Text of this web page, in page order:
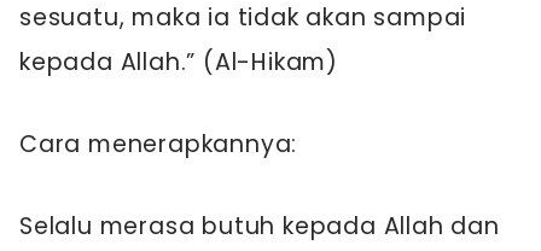
sesuatu, maka ia tidak akan sampai
kepada Allah.” (Al-Hikam)
Cara menerapkannya:
Selalu merasa butuh kepada Allah dan